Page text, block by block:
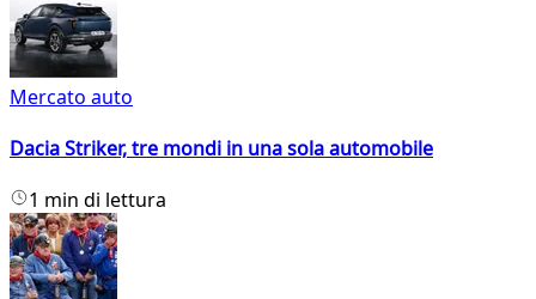
Mercato auto
Dacia Striker, tre mondi in una sola automobile
1 min di lettura